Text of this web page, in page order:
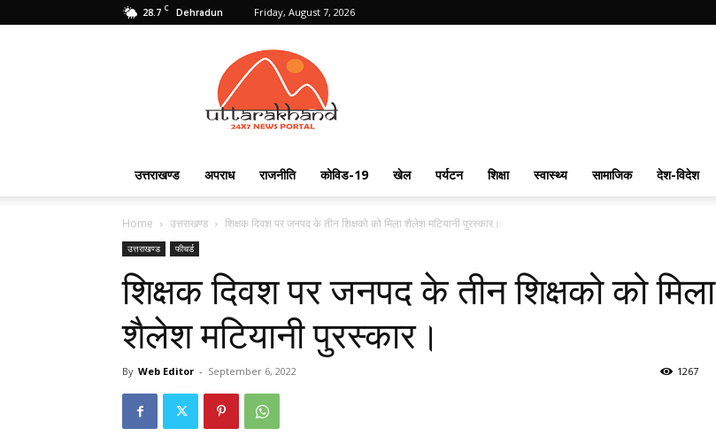
28.7 C Dehradun Friday, August 7, 2026
Uttarakhand
24X7
उत्तराखण्ड अपराध राजनीति कोविड-19 खेल पर्यटन शिक्षा स्वास्थ्य सामाजिक देश-विदेश
Home उत्तराखण्ड शिक्षक दिवश पर जनपद के तीन शिक्षको को मिला शैलेश मटियानी पुरस्कार।
उत्तराखण्ड फीचर्ड
शिक्षक दिवश पर जनपद के तीन शिक्षको को मिला
शैलेश मटियानी पुरस्कार।
By Web Editor - September 6, 2022 1267